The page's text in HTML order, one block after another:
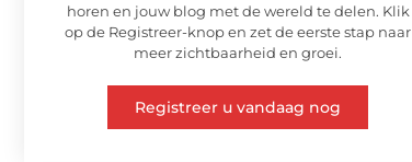
horen en jouw blog met de wereld te delen. Klik
op de Registreer-knop en zet de eerste stap naar
meer zichtbaarheid en groei.
Registreer u vandaag nog